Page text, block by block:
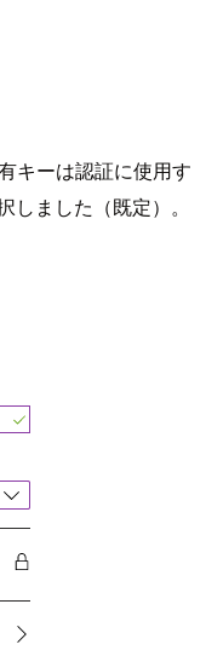
キーは認証に使用す
ました（既定）。